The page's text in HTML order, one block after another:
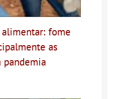
alimentar: fome
as
pandemia